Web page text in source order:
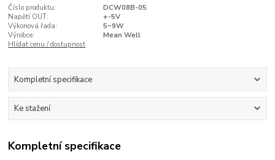
Číslo produktu:
DCW08B-05
Napětí OUT:
+-5V
Výkonová řada:
5~9W
Výrobce:
Mean Well
Hlídat cenu / dostupnost
Kompletní specifikace
Ke stažení
Kompletní specifikace